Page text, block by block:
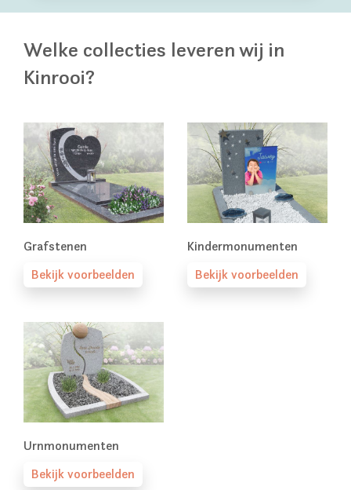
Welke collecties leveren wij in
Kinrooi?
Grafstenen
Bekijk voorbeelden
Kindermonumenten
Bekijk voorbeelden
Urnmonumenten
Bekijk voorbeelden